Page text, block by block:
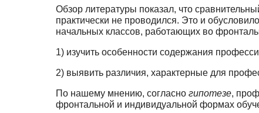
Обзор литературы показал, что
практически не проводился. Это и
начальных классов, работающих во
1) изучить особенности содержания
2) выявить различия, характерные для
По нашему мнению, согласно гипотезе,
фронтальной и индивидуальной формах